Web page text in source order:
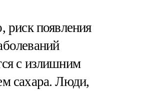
риск появления
с излишним
сахара. Люди,